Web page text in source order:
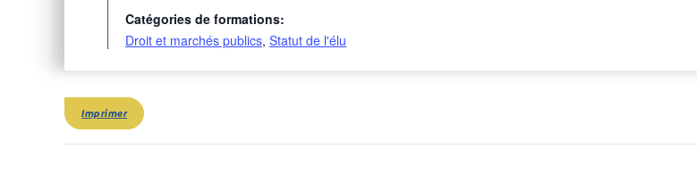
Catégories de formations:
Droit et marchés publics, Statut de l'élu
Imprimer